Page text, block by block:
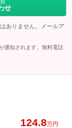
せ
ありません。メールア
通知されます。無料電話
124.8万円